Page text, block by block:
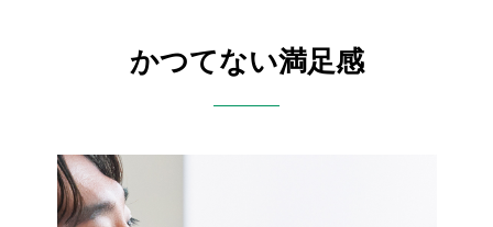
かつてない満足感